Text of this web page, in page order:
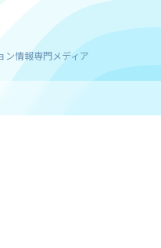
ン情報専門メディア